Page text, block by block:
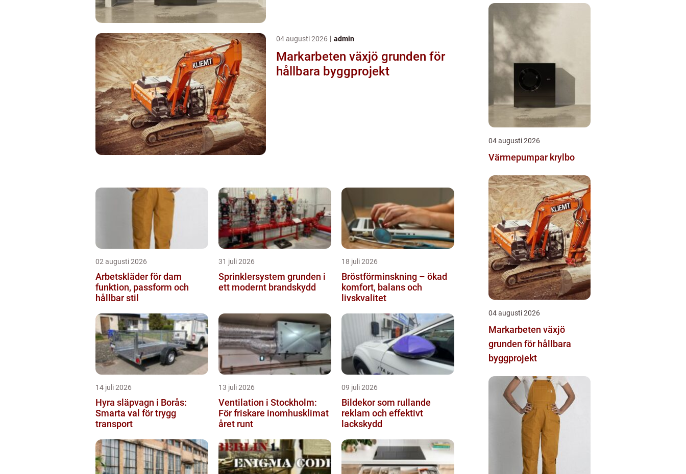
04 augusti 2026 admin
Markarbeten växjö grunden för
hållbara byggprojekt
02 augusti 2026
Arbetskläder för dam
funktion, passform och
hållbar stil
31 juli 2026
Sprinklersystem grunden i
ett modernt brandskydd
18 juli 2026
Bröstförminskning – ökad
komfort, balans och
livskvalitet
14 juli 2026
Hyra släpvagn i Borås:
Smarta val för trygg
transport
13 juli 2026
Ventilation i Stockholm:
För friskare inomhusklimat
året runt
09 juli 2026
Bildekor som rullande
reklam och effektivt
lackskydd
04 augusti 2026
Värmepumpar krylbo
04 augusti 2026
Markarbeten växjö
grunden för hållbara
byggprojekt